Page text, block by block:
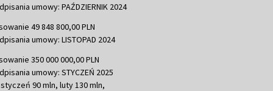
umowy: PAŹDZIERNIK 2024
49 848 800,00 PLN
umowy: LISTOPAD 2024
350 000 000,00 PLN
umowy: STYCZEŃ 2025
90 mln, luty 130 mln,